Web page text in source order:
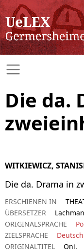
Die da.
WITKIEWICZ,
Die da. Drama in
ERSCHIENEN IN
ÜBERSETZER
ORIGINALSPRACHE
ZIELSPRACHE
Deutsch
ORIGINALTITEL
Oni.